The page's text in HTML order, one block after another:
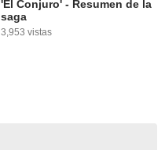
'El Conjuro' - Resumen de la
saga
3,953 vistas